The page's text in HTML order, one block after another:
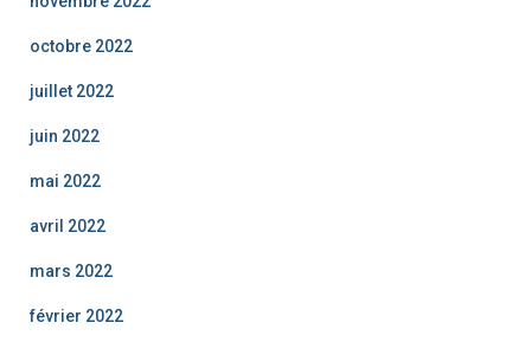
octobre 2022
juillet 2022
juin 2022
mai 2022
avril 2022
mars 2022
février 2022